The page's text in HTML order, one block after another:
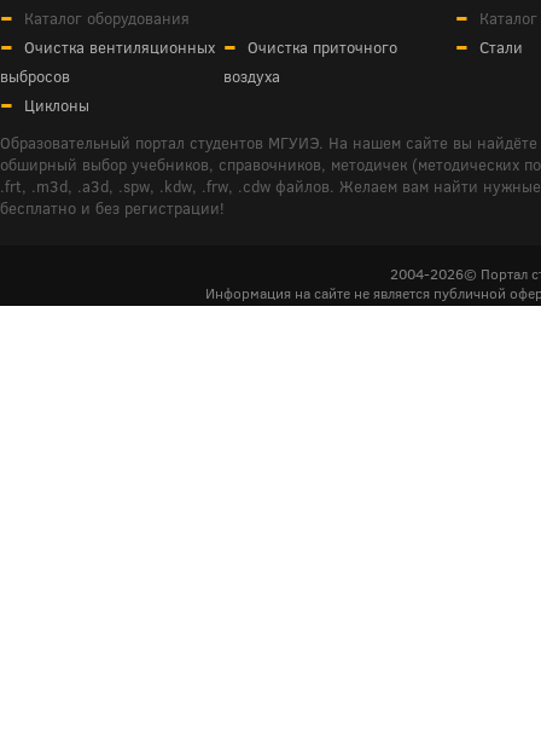
Каталог оборудования
Очистка вентиляционных
выбросов
Очистка приточного
воздуха
Циклоны
Стали
Образовательный портал студентов МГУИЭ. На нашем сайте вы
обширный выбор учебников, справочников, методичек (методических
.frt, .m3d, .a3d, .spw, .kdw, .frw, .cdw файлов. Желаем вам найти
бесплатно и без регистрации!
2004-2026© Портал
Информация на сайте не является публичной